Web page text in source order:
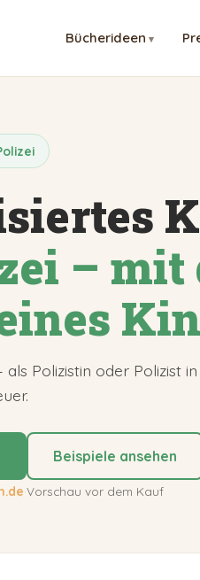
Bücherideen
– mit
Polizistin oder Polizist in
Beispiele ansehen
·Vorschau vor dem Kauf